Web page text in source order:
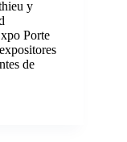
y
Porte
de